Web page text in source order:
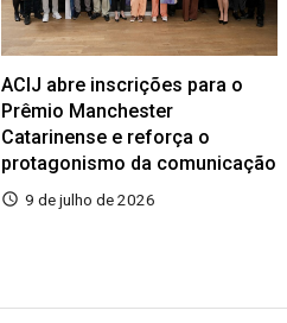
ACIJ abre inscrições para o
Prêmio Manchester
Catarinense e reforça o
protagonismo da comunicação
9 de julho de 2026